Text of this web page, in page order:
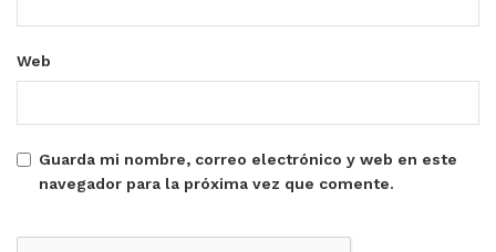
Web
Guarda mi nombre, correo electrónico y web en este
navegador para la próxima vez que comente.